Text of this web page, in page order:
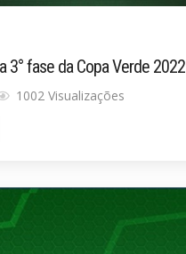
3° fase da Copa Verde 2022
1002 Visualizações